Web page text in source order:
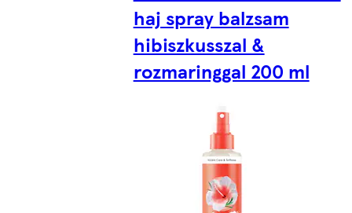
haj spray balzsam
hibiszkusszal &
rozmaringgal 200 ml